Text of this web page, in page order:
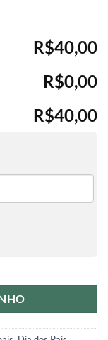
R$40,00
R$0,00
R$40,00